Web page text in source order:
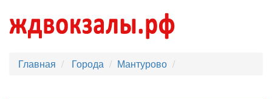
Главная Города Мантурово